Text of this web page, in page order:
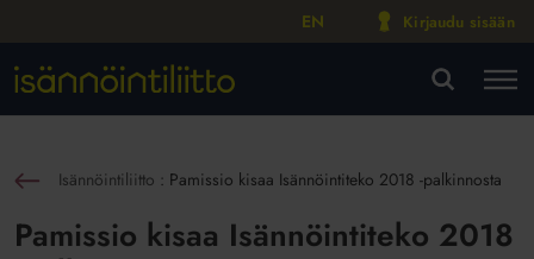
EN Kirjaudu sisään
Isännöintiliitto : Pamissio kisaa Isännöintiteko 2018 -palkinnosta
Pamissio kisaa Isännöintiteko 2018